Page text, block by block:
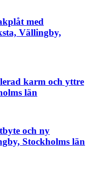
med
Vällingby,
karm och yttre
län
och ny
Stockholms län